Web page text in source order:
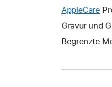
AppleCare Ein
Gravur und
Begrenzte